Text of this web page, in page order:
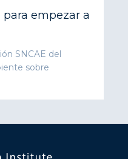
empezar a
SNCAE del
sobre